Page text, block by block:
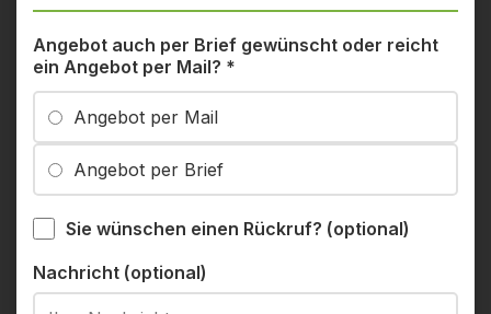
Angebot auch per Brief gewünscht oder reicht
ein Angebot per Mail? *
Angebot per Mail
Angebot per Brief
Sie wünschen einen Rückruf? (optional)
Nachricht (optional)